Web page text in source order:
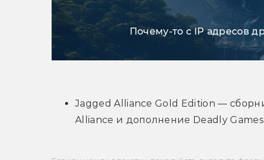
Почему-то с IP адресов
Jagged Alliance Gold Edition —
Alliance и дополнение Deadly